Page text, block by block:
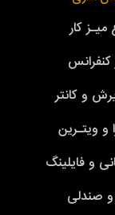
میـز کار
کنفرانس
و کانتر
و ویتـرین
و فایلینگ
صندلی